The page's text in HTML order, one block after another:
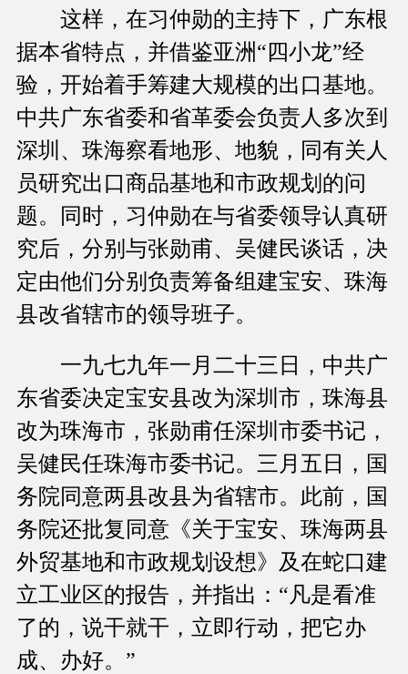
这样，在习仲勋的主持下，广东根
据本省特点，并借鉴亚洲“四小龙”经
验，开始着手筹建大规模的出口基地。
中共广东省委和省革委会负责人多次到
深圳、珠海察看地形、地貌，同有关人
员研究出口商品基地和市政规划的问
题。同时，习仲勋在与省委领导认真研
究后，分别与张勋甫、吴健民谈话，决
定由他们分别负责筹备组建宝安、珠海
县改省辖市的领导班子。
一九七九年一月二十三日，中共广
东省委决定宝安县改为深圳市，珠海县
改为珠海市，张勋甫任深圳市委书记，
吴健民任珠海市委书记。三月五日，国
务院同意两县改县为省辖市。此前，国
务院还批复同意《关于宝安、珠海两县
外贸基地和市政规划设想》及在蛇口建
立工业区的报告，并指出：“凡是看准
了的，说干就干，立即行动，把它办
成、办好。”